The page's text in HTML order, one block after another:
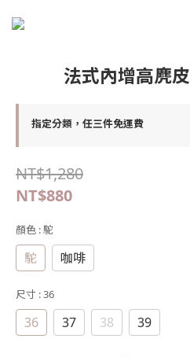
法式內增高麂
指定分類，任三件免運費
NT$1,280
NT$880
顏色 : 駝
駝 咖啡
尺寸 : 36
36 37 38 39